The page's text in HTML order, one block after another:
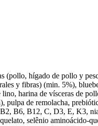
(pollo, hígado de pollo y
y fibras) (min. 5%),
harina de vísceras de
pulpa de remolacha,
B6, B12, C, D3, E, K3,
selênio aminoácido-